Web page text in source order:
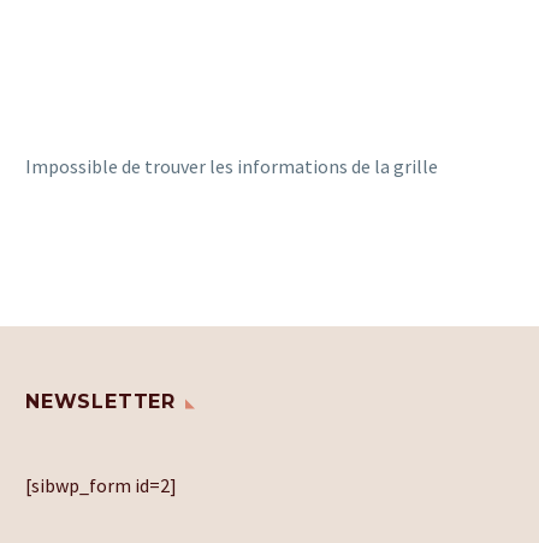
Impossible de trouver les informations de la grille
NEWSLETTER
[sibwp_form id=2]